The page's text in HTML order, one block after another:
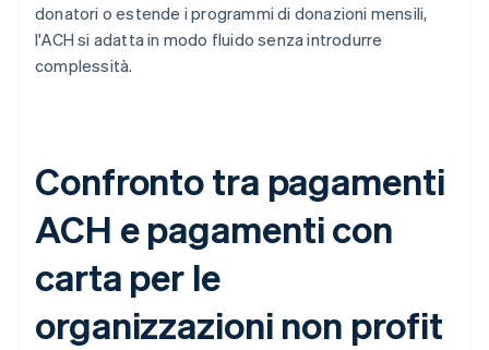
donatori o estende i programmi di donazioni mensili,
l'ACH si adatta in modo fluido senza introdurre
complessità.
Confronto tra pagamenti
ACH e pagamenti con
carta per le
organizzazioni non profit